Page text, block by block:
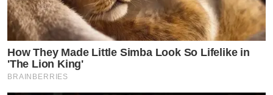
How They Made Little Simba Look So Lifelike in
'The Lion King'
BRAINBERRIES